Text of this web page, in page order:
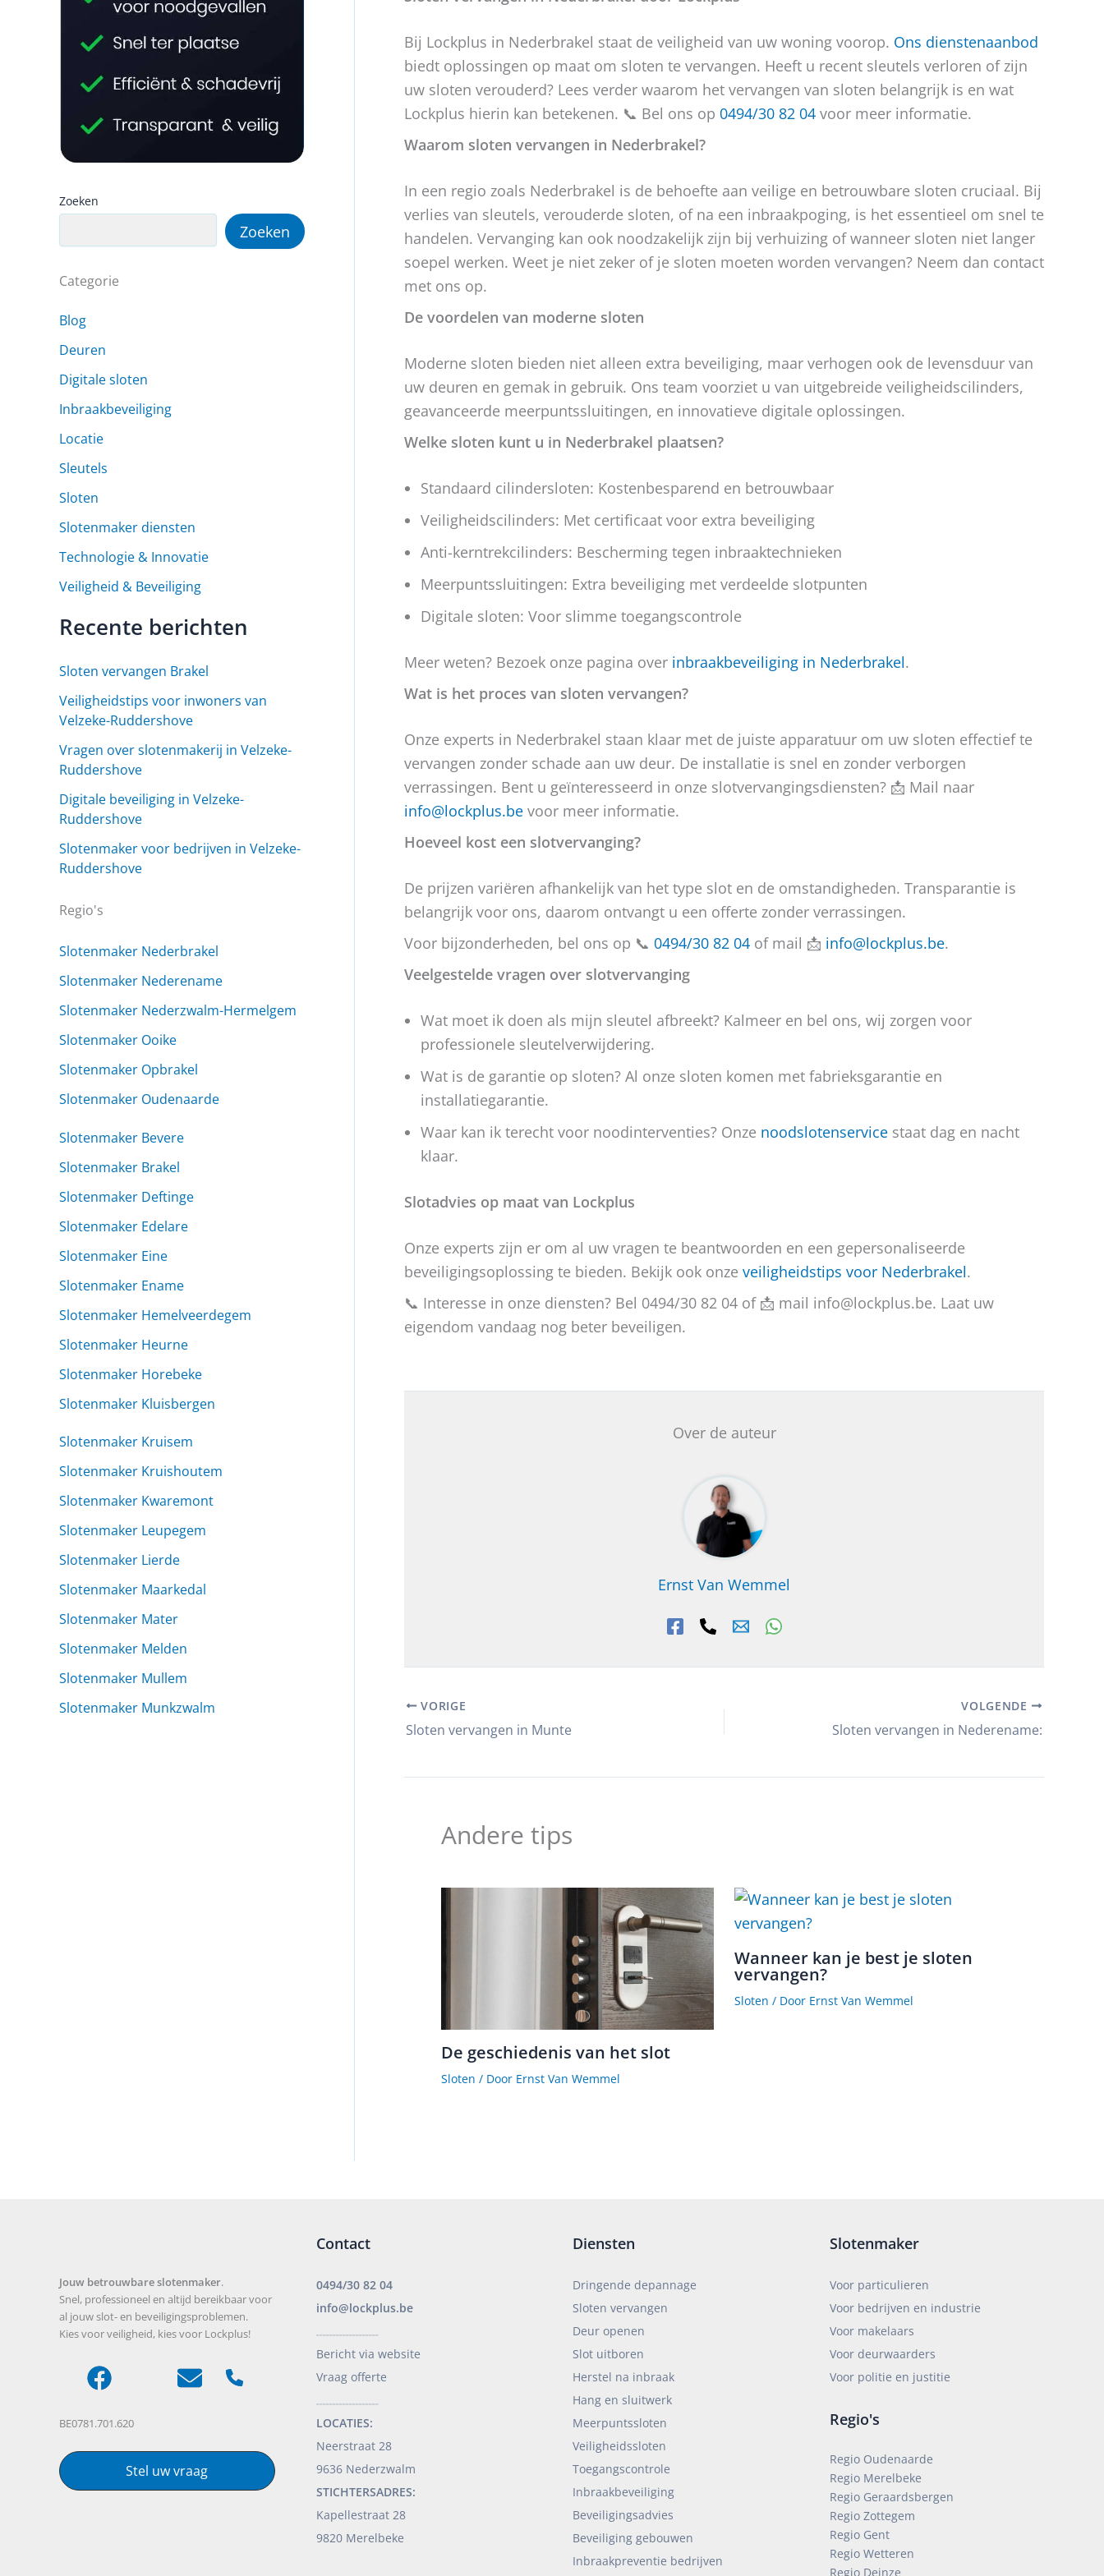
Zoeken
Zoeken
Categorie
Blog
Deuren
Digitale sloten
Inbraakbeveiliging
Locatie
Sleutels
Sloten
Slotenmaker diensten
Technologie & Innovatie
Veiligheid & Beveiliging
Recente berichten
Sloten vervangen Brakel
Veiligheidstips voor inwoners van
Velzeke-Ruddershove
Vragen over slotenmakerij in Velzeke-
Ruddershove
Digitale beveiliging in Velzeke-
Ruddershove
Slotenmaker voor bedrijven in Velzeke-
Ruddershove
Regio's
Slotenmaker Nederbrakel
Slotenmaker Nederename
Slotenmaker Nederzwalm-Hermelgem
Slotenmaker Ooike
Slotenmaker Opbrakel
Slotenmaker Oudenaarde
Slotenmaker Bevere
Slotenmaker Brakel
Slotenmaker Deftinge
Slotenmaker Edelare
Slotenmaker Eine
Slotenmaker Ename
Slotenmaker Hemelveerdegem
Slotenmaker Heurne
Slotenmaker Horebeke
Slotenmaker Kluisbergen
Slotenmaker Kruisem
Slotenmaker Kruishoutem
Slotenmaker Kwaremont
Slotenmaker Leupegem
Slotenmaker Lierde
Slotenmaker Maarkedal
Slotenmaker Mater
Slotenmaker Melden
Slotenmaker Mullem
Slotenmaker Munkzwalm
Bij Lockplus in Nederbrakel staat de veiligheid van uw woning voorop. Ons dienstenaanbod
biedt oplossingen op maat om sloten te vervangen. Heeft u recent sleutels verloren of zijn
uw sloten verouderd? Lees verder waarom het vervangen van sloten belangrijk is en wat
Lockplus hierin kan betekenen. 📞 Bel ons op 0494/30 82 04 voor meer informatie.
Waarom sloten vervangen in Nederbrakel?
In een regio zoals Nederbrakel is de behoefte aan veilige en betrouwbare sloten cruciaal. Bij
verlies van sleutels, verouderde sloten, of na een inbraakpoging, is het essentieel om snel te
handelen. Vervanging kan ook noodzakelijk zijn bij verhuizing of wanneer sloten niet langer
soepel werken. Weet je niet zeker of je sloten moeten worden vervangen? Neem dan contact
met ons op.
De voordelen van moderne sloten
Moderne sloten bieden niet alleen extra beveiliging, maar verhogen ook de levensduur van
uw deuren en gemak in gebruik. Ons team voorziet u van uitgebreide veiligheidscilinders,
geavanceerde meerpuntssluitingen, en innovatieve digitale oplossingen.
Welke sloten kunt u in Nederbrakel plaatsen?
Standaard cilindersloten: Kostenbesparend en betrouwbaar
Veiligheidscilinders: Met certificaat voor extra beveiliging
Anti-kerntrekcilinders: Bescherming tegen inbraaktechnieken
Meerpuntssluitingen: Extra beveiliging met verdeelde slotpunten
Digitale sloten: Voor slimme toegangscontrole
Meer weten? Bezoek onze pagina over inbraakbeveiliging in Nederbrakel.
Wat is het proces van sloten vervangen?
Onze experts in Nederbrakel staan klaar met de juiste apparatuur om uw sloten effectief te
vervangen zonder schade aan uw deur. De installatie is snel en zonder verborgen
verrassingen. Bent u geïnteresseerd in onze slotvervangingsdiensten? 📩 Mail naar
info@lockplus.be voor meer informatie.
Hoeveel kost een slotvervanging?
De prijzen variëren afhankelijk van het type slot en de omstandigheden. Transparantie is
belangrijk voor ons, daarom ontvangt u een offerte zonder verrassingen.
Voor bijzonderheden, bel ons op 📞 0494/30 82 04 of mail 📩 info@lockplus.be.
Veelgestelde vragen over slotvervanging
Wat moet ik doen als mijn sleutel afbreekt? Kalmeer en bel ons, wij zorgen voor
professionele sleutelverwijdering.
Wat is de garantie op sloten? Al onze sloten komen met fabrieksgarantie en
installatiegarantie.
Waar kan ik terecht voor noodinterventies? Onze noodslotenservice staat dag en nacht
klaar.
Slotadvies op maat van Lockplus
Onze experts zijn er om al uw vragen te beantwoorden en een gepersonaliseerde
beveiligingsoplossing te bieden. Bekijk ook onze veiligheidstips voor Nederbrakel.
📞 Interesse in onze diensten? Bel 0494/30 82 04 of 📩 mail info@lockplus.be. Laat uw
eigendom vandaag nog beter beveiligen.
Over de auteur
Ernst Van Wemmel
VORIGE
Sloten vervangen in Munte
VOLGENDE
Sloten vervangen in Nederename:
Andere tips
De geschiedenis van het slot
Sloten / Door Ernst Van Wemmel
Wanneer kan je best je sloten
vervangen?
Sloten / Door Ernst Van Wemmel
Jouw betrouwbare slotenmaker.
Snel, professioneel en altijd bereikbaar voor
al jouw slot- en beveiligingsproblemen.
Kies voor veiligheid, kies voor Lockplus!
BE0781.701.620
Stel uw vraag
Contact
0494/30 82 04
info@lockplus.be
Bericht via website
Vraag offerte
LOCATIES:
Neerstraat 28
9636 Nederzwalm
STICHTERSADRES:
Kapellestraat 28
9820 Merelbeke
Diensten
Dringende depannage
Sloten vervangen
Deur openen
Slot uitboren
Herstel na inbraak
Hang en sluitwerk
Meerpuntssloten
Veiligheidssloten
Toegangscontrole
Inbraakbeveiliging
Beveiligingsadvies
Beveiliging gebouwen
Inbraakpreventie bedrijven
Slotenmaker
Voor particulieren
Voor bedrijven en industrie
Voor makelaars
Voor deurwaarders
Voor politie en justitie
Regio's
Regio Oudenaarde
Regio Merelbeke
Regio Geraardsbergen
Regio Zottegem
Regio Gent
Regio Wetteren
Regio Deinze